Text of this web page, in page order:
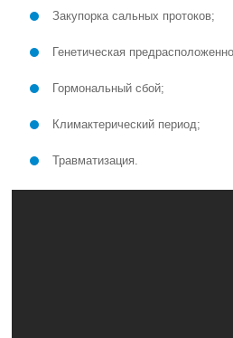
Закупорка сальных протоков;
Генетическая
Гормональный сбой;
Климактерический период;
Травматизация.